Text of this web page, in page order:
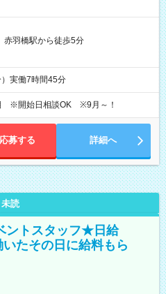
赤羽橋駅から徒歩5分
実働7時間45分
※開始日相談OK ※9月～！
応募する 詳細へ
未読
ントスタッフ★日給
たその日に給料もら